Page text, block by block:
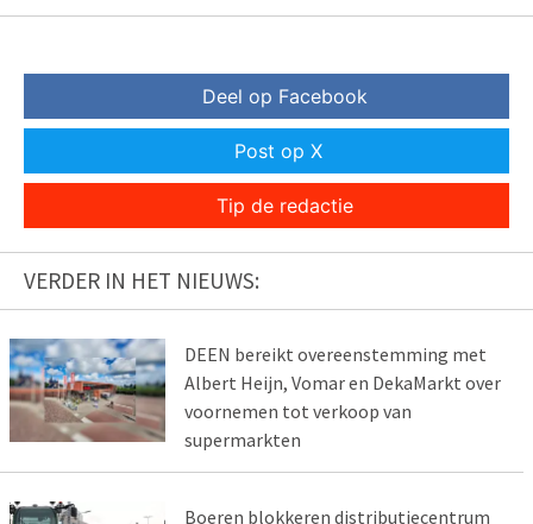
Deel op Facebook
Post op X
Tip de redactie
VERDER IN HET NIEUWS:
DEEN bereikt overeenstemming met
Albert Heijn, Vomar en DekaMarkt over
voornemen tot verkoop van
supermarkten
Boeren blokkeren distributiecentrum